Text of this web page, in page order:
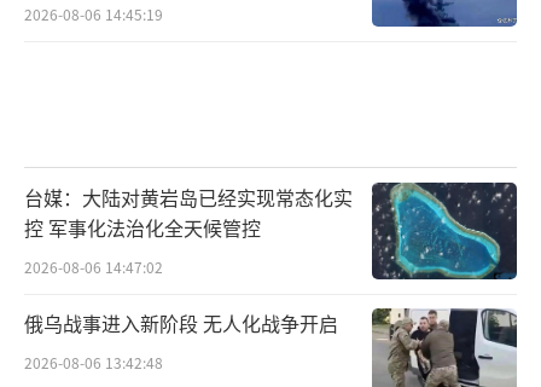
2026-08-06 14:45:19
台媒：大陆对黄岩岛已经实现常态化实
控 军事化法治化全天候管控
2026-08-06 14:47:02
俄乌战事进入新阶段 无人化战争开启
2026-08-06 13:42:48